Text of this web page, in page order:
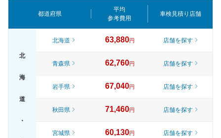
都道府県
平均
参考費用
車検見積り店舗
北
海
道
・
北海道 63,880円 店舗を探す
青森県 62,760円 店舗を探す
岩手県 67,040円 店舗を探す
秋田県 71,460円 店舗を探す
宮城県 60,130円 店舗を探す